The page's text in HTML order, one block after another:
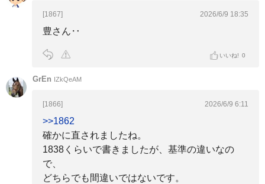
[1867] 2026/6/9 18:35
豊さん‥
いいね! 0
GrEn IZkQeAM
[1866] 2026/6/9 6:11
>>1862
確かに直されましたね。
1838くらいで書きましたが、基準の違いなの
で、
どちらでも間違いではないです。